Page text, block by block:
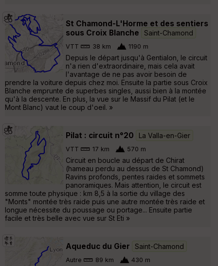
St Chamond-L'Horme et des sentiers
sous Croix Blanche
Saint-Chamond
VTT 38 km 1190 m
Depuis le départ jusqu'à Gentialon, le circuit
n'a rien d'extraordinaire, mais cela avait
l'avantage de ne pas avoir besoin de
prendre la voiture depuis chez moi. Ensuite la partie sous Croix
Blanche emprunte de superbes singles, aussi bien à la montée
qu'à la descente. En plus, la vue sur le Massif du Pilat (et le
Mont Blanc) vaut le coup d'oeil. »
Pilat : circuit n°20 La Valla-en-Gier
VTT 17 km 570 m
Circuit en boucle au départ de Chirat
(hameau perdu au dessus de St Chamond)
Ravins profonds, pentes raides et sommets
panoramiques. Mais attention, le circuit est
somme toute physique : km 8,5 à la sortie du village des
"Monts" montée très raide puis une autre montée très raide et
longue nécessite du poussage ou portage... Ensuite partie
facile et très belle avec vue sur St Eti »
Aqueduc du Gier Saint-Chamond
Autre 89 km 430 m